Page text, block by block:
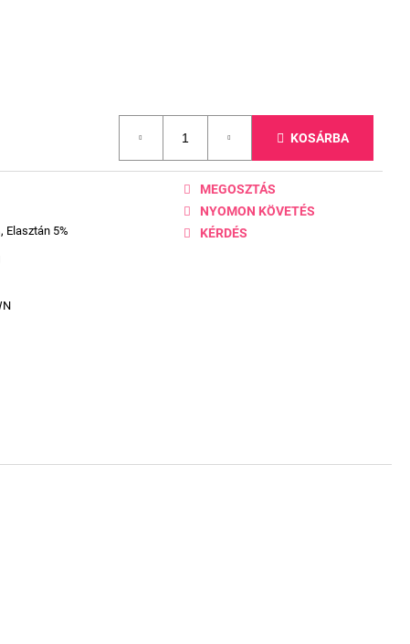
KOSÁRBA
Elasztán 5%
KÉRDÉS
NYOMON KÖVETÉS
MEGOSZTÁS